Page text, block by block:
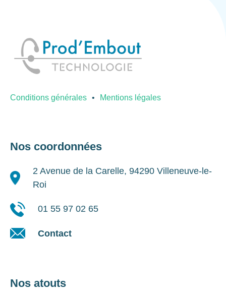
Conditions générales Mentions légales
Nos coordonnées
2 Avenue de la Carelle, 94290 Villeneuve-le-
Roi
01 55 97 02 65
Contact
Nos atouts